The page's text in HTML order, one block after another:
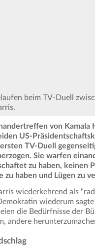
beim TV-Duell
von Kamala
US-
TV-Duell
Sie warfen
zu haben, keinen
zu haben und Lügen zu
wiederkehrend als
wiederum
die Bedürfnisse der
andere